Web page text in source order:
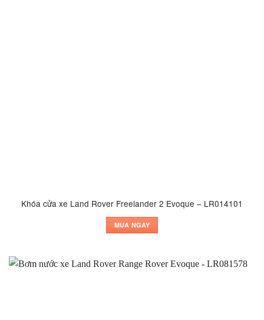
Khóa cửa xe Land Rover Freelander 2 Evoque – LR014101
MUA NGAY